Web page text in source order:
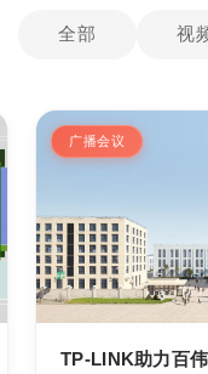
全部 视
广播会议
TP-LINK助力百